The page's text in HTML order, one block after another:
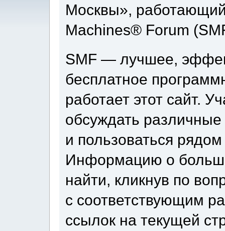
Москвы»,
Machines® Forum
SMF — лучшее,
бесплатное
работает этот сайт.
обсуждать
и пользоваться
Информацию о
найти, кликнув по
с соответствующим
ссылок на текущей